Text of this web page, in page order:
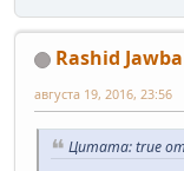
Rashid Jawba
августа 19, 2016, 23:56
Цитата: true от